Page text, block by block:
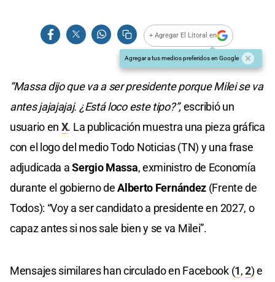
+ Agregar El Litoral en
Agregar a tus medios preferidos en Google
“Massa dijo que va a ser presidente porque Milei se va
antes jajajajaj. ¿Está loco este tipo?”,escribió un
usuario en X. La publicación muestra una pieza gráfica
con el logo del medio Todo Noticias (TN) y una frase
adjudicada aSergio Massa, exministro de Economía
durante el gobierno deAlberto Fernández (Frente de
Todos): “Voy a ser candidato a presidente en 2027, o
capaz antes si nos sale bien y se va Milei”.
Mensajes similares han circulado en Facebook (1,2) e